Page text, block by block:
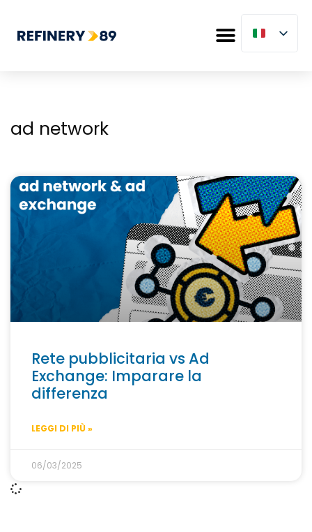
ad network
Rete pubblicitaria vs Ad
Exchange: Imparare la
differenza
LEGGI DI PIÙ »
06/03/2025